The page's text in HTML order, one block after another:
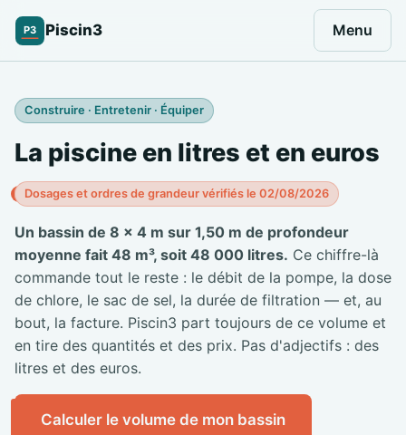
P3 Piscin3 Menu
Construire · Entretenir · Équiper
La piscine en litres et en euros
Dosages et ordres de grandeur vérifiés le 02/08/2026
Un bassin de 8 × 4 m sur 1,50 m de profondeur
moyenne fait 48 m³, soit 48 000 litres. Ce chiffre-là
commande tout le reste : le débit de la pompe, la dose
de chlore, le sac de sel, la durée de filtration — et, au
bout, la facture. Piscin3 part toujours de ce volume et
en tire des quantités et des prix. Pas d'adjectifs : des
litres et des euros.
Calculer le volume de mon bassin